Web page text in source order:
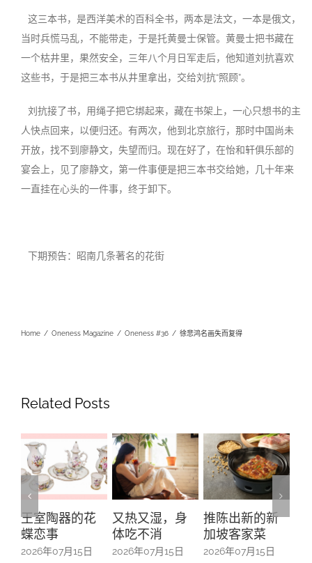
这三本书，是西洋美术的百科全书，两本是法文，一本是俄文，
当时兵慌马乱，不能带走，于是托黄曼士保管。黄曼士把书藏在
一个枯井里，果然安全，三年八个月日军走后，他知道刘抗喜欢
这些书，于是把三本书从井里拿出，交给刘抗“照顾”。
刘抗接了书，用绳子把它绑起来，藏在书架上，一心只想书的主
人快点回来，以便归还。有两次，他到北京旅行，那时中国尚未
开放，找不到廖静文，失望而归。现在好了，在怡和轩俱乐部的
宴会上，见了廖静文，第一件事便是把三本书交给她，几十年来
一直挂在心头的一件事，终于卸下。
下期预告：昭南几条著名的花街
Home / Oneness Magazine / Oneness #36 / 徐悲鸿名画失而复得
Related Posts
又热又湿，身
体吃不消
2026年07月15日
推陈出新的新
加坡客家菜
2026年07月15日
“五帮共融”系列
之广东人—从南
来移民到本土